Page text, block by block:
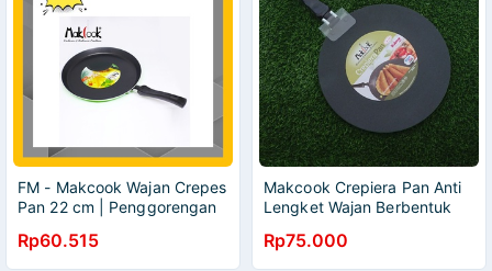
FM - Makcook Wajan Crepes
Pan 22 cm | Penggorengan
Serbaguna
Rp60.515
Makcook Crepiera Pan Anti
Lengket Wajan Berbentuk
Rp75.000